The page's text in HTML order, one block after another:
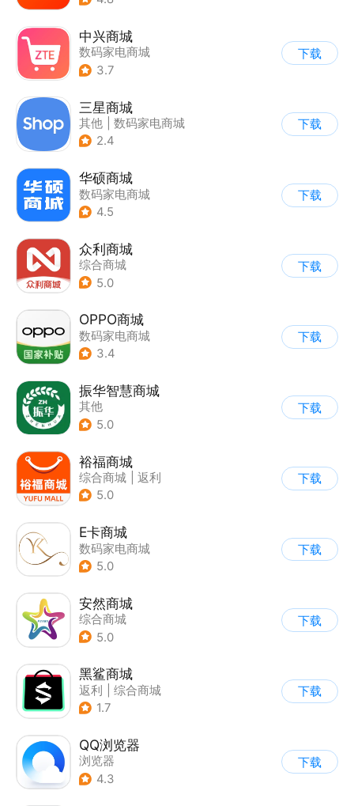
中兴商城
数码家电商城
3.7
下载
三星商城
其他
数码家电商城
2.4
下载
华硕商城
数码家电商城
4.5
下载
众利商城
综合商城
5.0
下载
OPPO商城
数码家电商城
3.4
下载
振华智慧商城
其他
5.0
下载
裕福商城
综合商城
返利
5.0
下载
E卡商城
数码家电商城
5.0
下载
安然商城
综合商城
5.0
下载
黑鲨商城
返利
综合商城
1.7
下载
QQ浏览器
浏览器
4.3
下载